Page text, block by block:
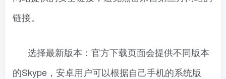
链接。
选择最新版本：官方下载页面会提供不同版本
的Skype，安卓用户可以根据自己手机的系统版